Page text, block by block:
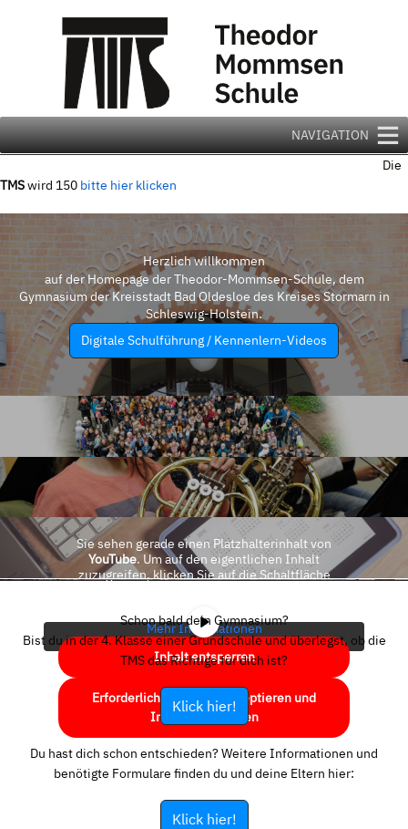
NAVIGATION
Die
TMSwird 150 bitte hier klicken
Herzlich willkommen
auf der Homepage der Theodor-Mommsen-Schule, dem
Gymnasium der Kreisstadt Bad Oldesloe des Kreises Stormarn in
Schleswig-Holstein.
Digitale Schulführung / Kennenlern-Videos
Sie sehen gerade einen Platzhalterinhalt von
YouTube. Um auf den eigentlichen Inhalt
zuzugreifen, klicken Sie auf die Schaltfläche
Mehr Informationen
Inhalt entsperren
Erforderlichen Service akzeptieren und
Inhalte entsperren
Schon bald dein Gymnasium?
Bist du in der 4. Klasse einer Grundschule und überlegst, ob die
TMS das Richtige für dich ist?
Klick hier!
Du hast dich schon entschieden? Weitere Informationen und
benötigte Formulare finden du und deine Eltern hier:
Klick hier!